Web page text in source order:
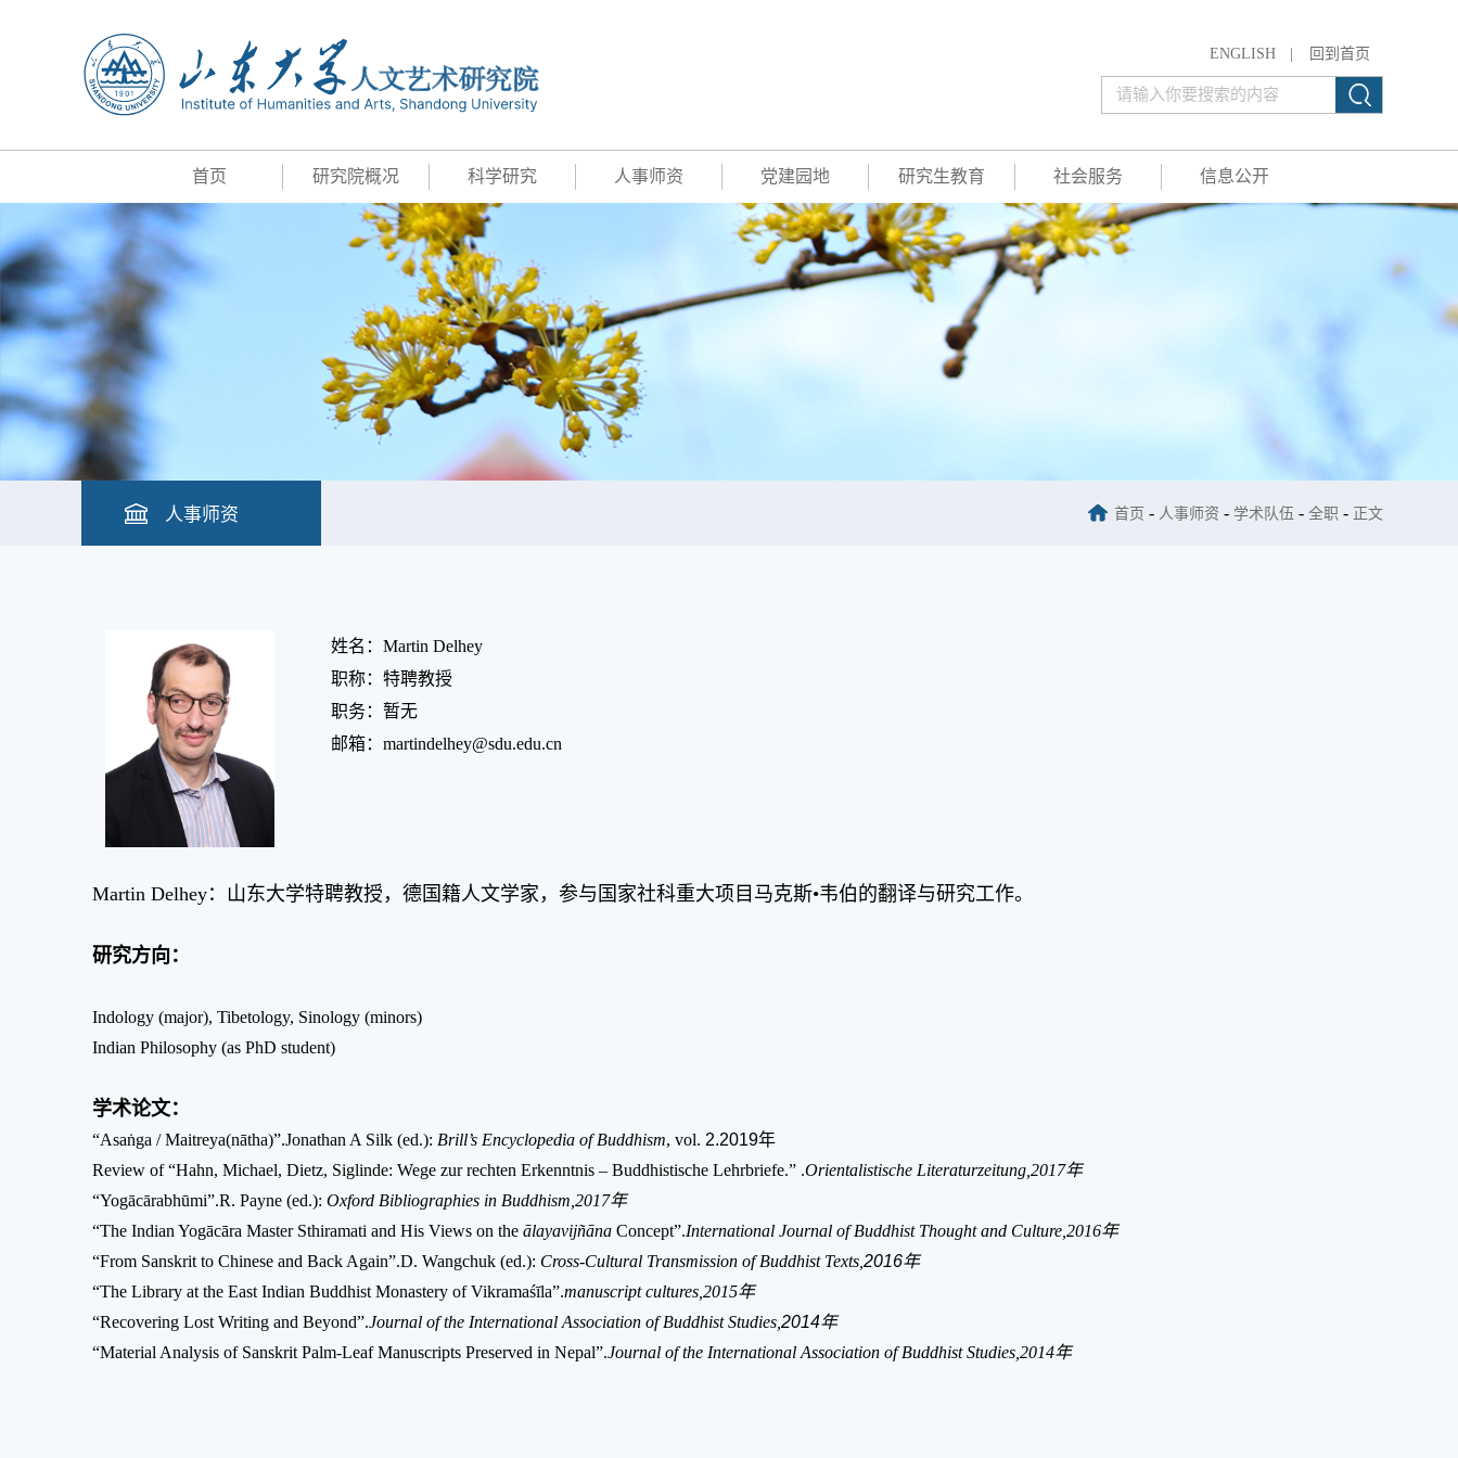
ENGLISH 回到首页
首页 研究院概况 科学研究 人事师资 党建园地 研究生教育 社会服务 信息公开
人事师资 首页 - 人事师资 - 学术队伍 - 全职 - 正文
姓名：Martin Delhey
职称：特聘教授
职务：​暂无
邮箱：martindelhey@sdu.edu.cn
Martin Delhey：山东大学特聘教授，德国籍人文学家，参与国家社科重大项目马克斯•韦伯的翻译与研究工作。
研究方向：
Indology (major), Tibetology, Sinology (minors)
Indian Philosophy (as PhD student)
学术论文：
“Asaṅga / Maitreya(nātha)”.Jonathan A Silk (ed.): Brill’s Encyclopedia of Buddhism, vol. 2.2019年
Review of “Hahn, Michael, Dietz, Siglinde: Wege zur rechten Erkenntnis – Buddhistische Lehrbriefe.” .Orientalistische Literaturzeitung,2017年
“Yogācārabhūmi”.R. Payne (ed.): Oxford Bibliographies in Buddhism,2017年
“The Indian Yogācāra Master Sthiramati and His Views on the ālayavijñāna Concept”.International Journal of Buddhist Thought and Culture,2016年
“From Sanskrit to Chinese and Back Again”.D. Wangchuk (ed.): Cross-Cultural Transmission of Buddhist Texts, 2016年
“The Library at the East Indian Buddhist Monastery of Vikramaśīla”.manuscript cultures,2015年
“Recovering Lost Writing and Beyond”.Journal of the International Association of Buddhist Studies, 2014年
“Material Analysis of Sanskrit Palm-Leaf Manuscripts Preserved in Nepal”.Journal of the International Association of Buddhist Studies,2014年